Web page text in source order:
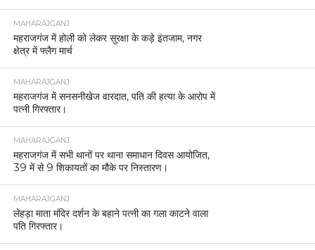
MAHARAJGANJ
महराजगंज में होली को लेकर सुरक्षा के कड़े इंतजाम, नगर
क्षेत्र में फ्लैग मार्च
MAHARAJGANJ
महराजगंज में सनसनीखेज वारदात, पति की हत्या के आरोप में
पत्नी गिरफ्तार।
MAHARAJGANJ
महराजगंज में सभी थानों पर थाना समाधान दिवस आयोजित,
39 में से 9 शिकायतों का मौके पर निस्तारण।
MAHARAJGANJ
लेहड़ा माता मंदिर दर्शन के बहाने पत्नी का गला काटने वाला
पति गिरफ्तार।